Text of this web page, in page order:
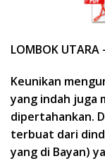
LOMBOK
Keunikan
yang indah juga
dipertahankan.
terbuat dari
yang di Bayan)